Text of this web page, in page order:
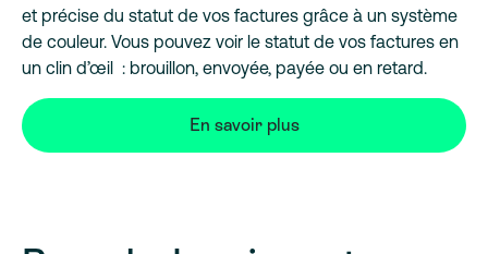
et précise du statut de vos factures grâce à un système
de couleur. Vous pouvez voir le statut de vos factures en
un clin d’œil : brouillon, envoyée, payée ou en retard.
En savoir plus